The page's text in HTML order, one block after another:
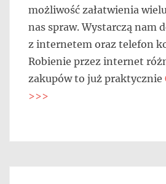
możliwość załatwienia
nas spraw. Wystarczą nam
z internetem oraz telefon
Robienie przez internet
zakupów to już praktycznie
>>>